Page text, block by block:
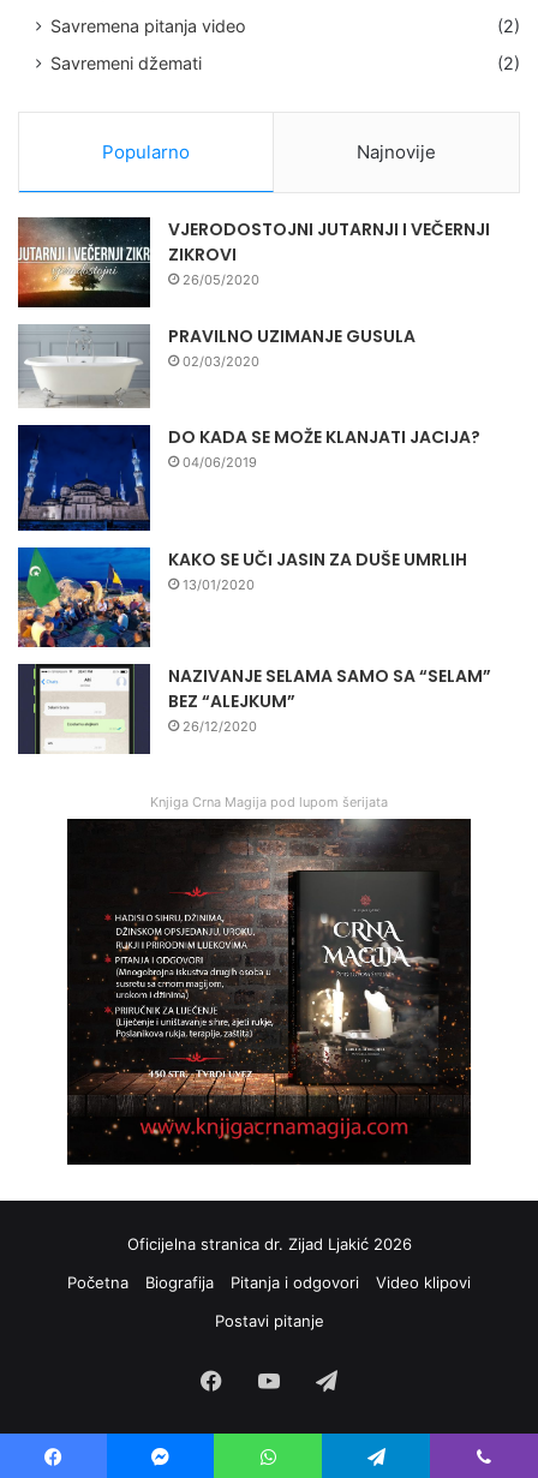
Savremena pitanja video
(2)
Savremeni džemati
(2)
Popularno Najnovije
VJERODOSTOJNI JUTARNJI I VEČERNJI
ZIKROVI
26/05/2020
PRAVILNO UZIMANJE GUSULA
02/03/2020
DO KADA SE MOŽE KLANJATI JACIJA?
04/06/2019
KAKO SE UČI JASIN ZA DUŠE UMRLIH
13/01/2020
NAZIVANJE SELAMA SAMO SA “SELAM”
BEZ “ALEJKUM”
26/12/2020
Knjiga Crna Magija pod lupom šerijata
Oficijelna stranica dr. Zijad Ljakić 2026
Početna
Biografija Pitanja i odgovori
Video klipovi
Postavi pitanje
FacebookYouTube